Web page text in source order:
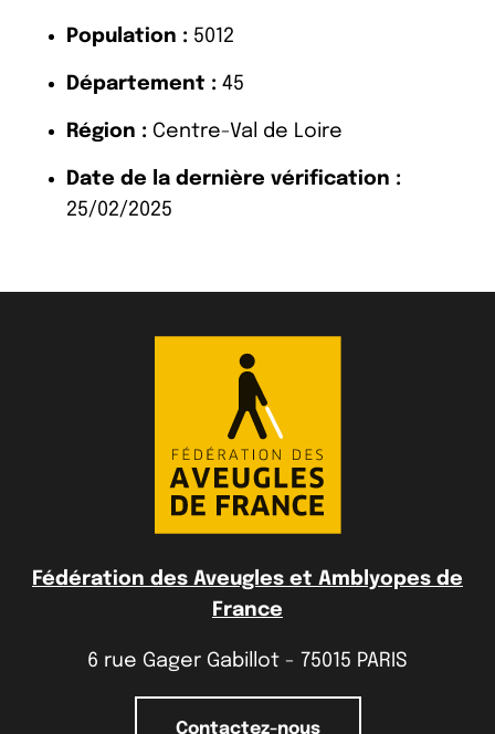
Population : 5012
Département : 45
Région : Centre-Val de Loire
Date de la dernière vérification :
25/02/2025
Fédération des Aveugles et Amblyopes de
France
6 rue Gager Gabillot - 75015 PARIS
Contactez-nous